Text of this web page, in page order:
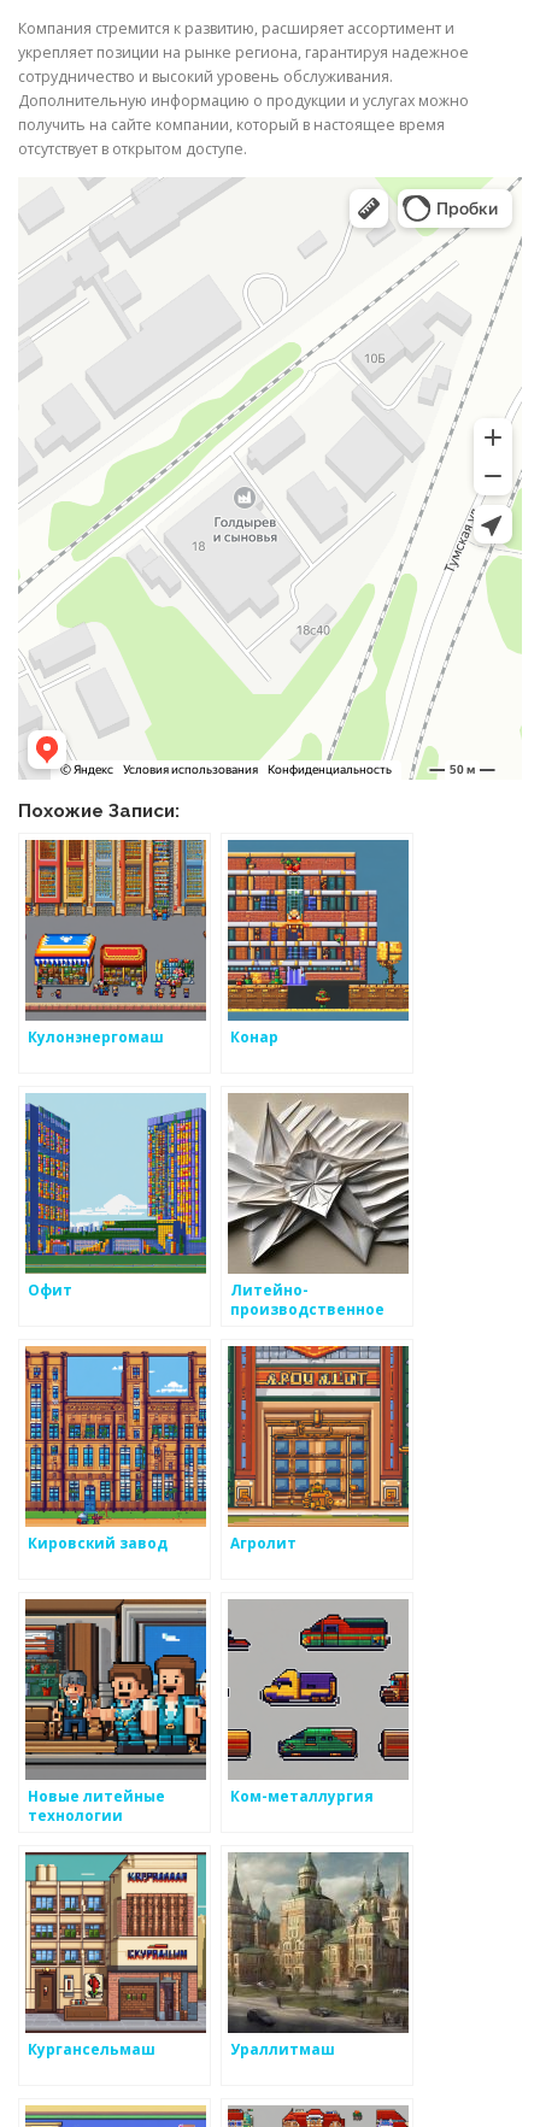
Компания стремится к развитию, расширяет ассортимент и
укрепляет позиции на рынке региона, гарантируя надежное
сотрудничество и высокий уровень обслуживания.
Дополнительную информацию о продукции и услугах можно
получить на сайте компании, который в настоящее время
отсутствует в открытом доступе.
Похожие Записи:
Кулонэнергомаш Конар
Офит
Литейно-
производственное
Кировский завод Агролит
Новые литейные
технологии
Ком-металлургия
Кургансельмаш Ураллитмаш